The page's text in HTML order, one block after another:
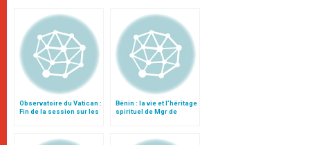
Observatoire du Vatican :
Fin de la session sur les
Bénin : la vie et l’héritage
spirituel de Mgr de